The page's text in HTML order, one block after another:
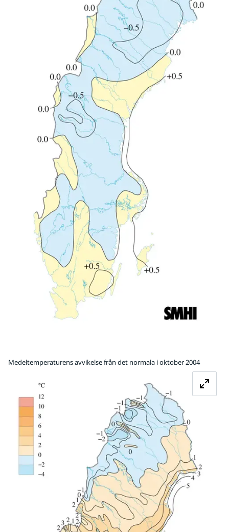
Medeltemperaturens avvikelse från det normala i oktober 2004